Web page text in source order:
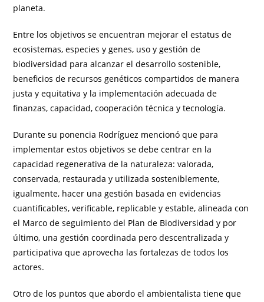
planeta.
Entre los objetivos se encuentran mejorar el estatus de
ecosistemas, especies y genes, uso y gestión de
biodiversidad para alcanzar el desarrollo sostenible,
beneficios de recursos genéticos compartidos de manera
justa y equitativa y la implementación adecuada de
finanzas, capacidad, cooperación técnica y tecnología.
Durante su ponencia Rodríguez mencionó que para
implementar estos objetivos se debe centrar en la
capacidad regenerativa de la naturaleza: valorada,
conservada, restaurada y utilizada sosteniblemente,
igualmente, hacer una gestión basada en evidencias
cuantificables, verificable, replicable y estable, alineada con
el Marco de seguimiento del Plan de Biodiversidad y por
último, una gestión coordinada pero descentralizada y
participativa que aprovecha las fortalezas de todos los
actores.
Otro de los puntos que abordo el ambientalista tiene que